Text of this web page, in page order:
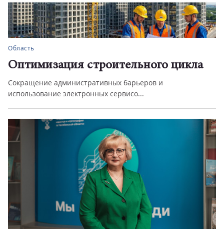
Область
Оптимизация строительного цикла
Сокращение административных барьеров и
использование электронных сервисо...